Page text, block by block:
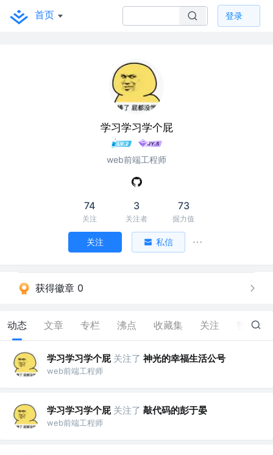
首页 登录
学习学习学个屁
web前端工程师
74
关注
3
关注者
73
掘力值
关注 私信
获得徽章 0
动态 文章 专栏 沸点 收藏集 关注 42
学习学习学个屁 关注了 神光的幸福生活公号
web前端工程师
学习学习学个屁 关注了 敲代码的彭于晏
web前端工程师